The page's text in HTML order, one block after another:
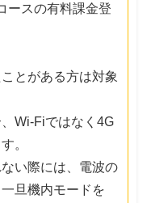
ースの有料課金登
とがある方は対象
Wi-Fiではなく4G
。
い際には、電波の
旦機内モードを